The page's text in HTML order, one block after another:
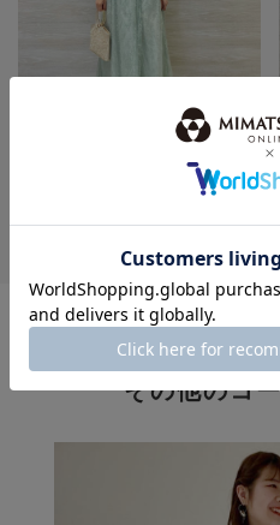
身長：154cm
このス
その他のコ